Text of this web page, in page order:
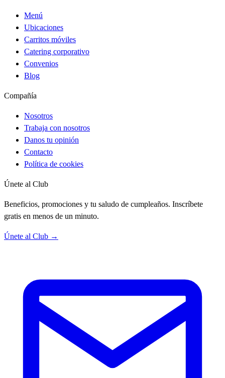
Menú
Ubicaciones
Carritos móviles
Catering corporativo
Convenios
Blog
Compañía
Nosotros
Trabaja con nosotros
Danos tu opinión
Contacto
Política de cookies
Únete al Club
Beneficios, promociones y tu saludo de cumpleaños. Inscríbete
gratis en menos de un minuto.
Únete al Club →